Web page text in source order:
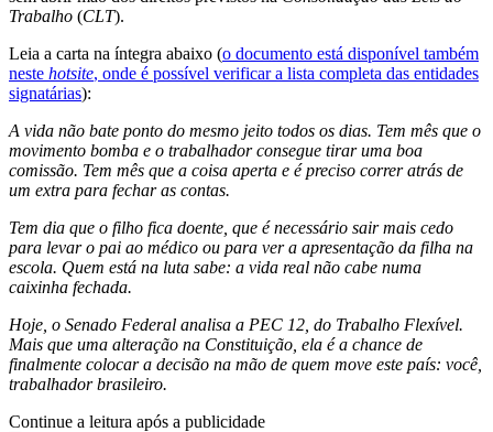
Trabalho (CLT).
Leia a carta na íntegra abaixo (o documento está disponível também
neste hotsite, onde é possível verificar a lista completa das entidades
signatárias):
A vida não bate ponto do mesmo jeito todos os dias. Tem mês que o
movimento bomba e o trabalhador consegue tirar uma boa
comissão. Tem mês que a coisa aperta e é preciso correr atrás de
um extra para fechar as contas.
Tem dia que o filho fica doente, que é necessário sair mais cedo
para levar o pai ao médico ou para ver a apresentação da filha na
escola. Quem está na luta sabe: a vida real não cabe numa
caixinha fechada.
Hoje, o Senado Federal analisa a PEC 12, do Trabalho Flexível.
Mais que uma alteração na Constituição, ela é a chance de
finalmente colocar a decisão na mão de quem move este país: você,
trabalhador brasileiro.
Continue a leitura após a publicidade